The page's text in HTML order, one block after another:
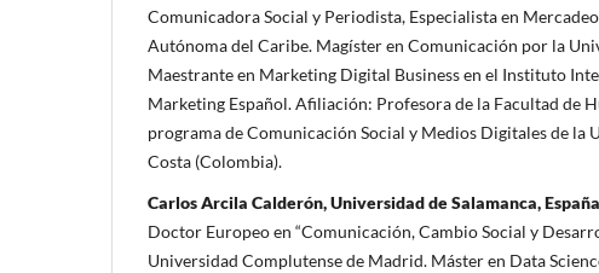
Comunicadora Social y Periodista, Especialista en
Autónoma del Caribe. Magíster en Comunicación por la
Maestrante en Marketing Digital Business en el Instituto
Marketing Español. Afiliación: Profesora de la Facultad de
programa de Comunicación Social y Medios Digitales de la
Costa (Colombia).
Carlos Arcila Calderón, Universidad de Salamanca, España
Doctor Europeo en “Comunicación, Cambio Social y
Universidad Complutense de Madrid. Máster en Data